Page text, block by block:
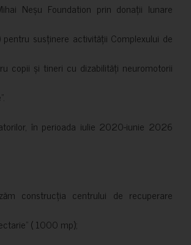
Neșu Foundation prin donații lunare
pentru susținere activității Complexului de
copii și tineri cu dizabilități neuromotorii
în perioada iulie 2020-iunie 2026
construcția centrului de recuperare
( 1000 mp);